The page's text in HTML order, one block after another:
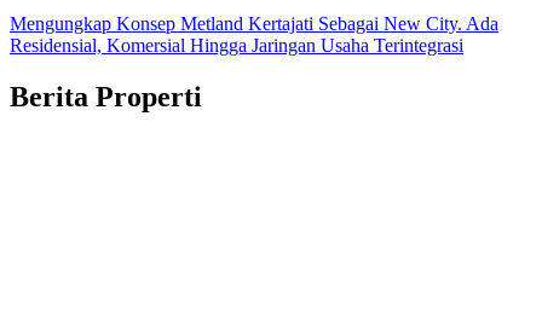
Mengungkap Konsep Metland Kertajati Sebagai New City. Ada
Residensial, Komersial Hingga Jaringan Usaha Terintegrasi
Berita Properti